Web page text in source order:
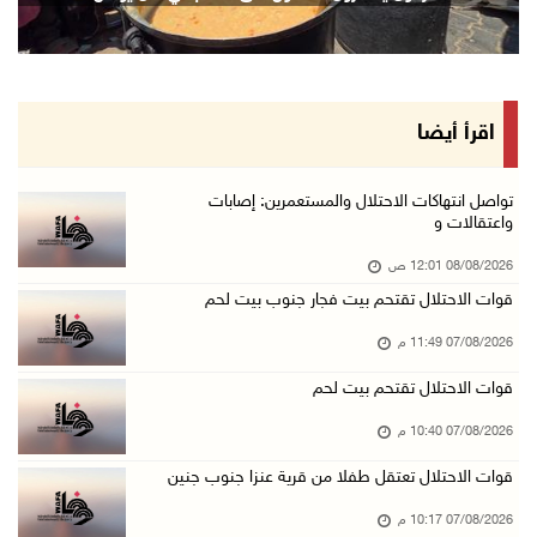
07/آب/2026 10:15 م
الاحتلال يعيق تنقل المواطنين ويقتحم بلدات شرق ...
إصابة مواطنين في اعتداء للمستعمرين في بيت دجن
نادي الأسير: تجديد أمرَ منع زيارات الأسرى إجر ...
مستعمرون يهاجمون قرية أبو نجيم ويصيبون مواطني ...
07/آب/2026 08:08 م
مستعمرون يهاجمون مساكن المواطنين في خربة الحم ...
07/آب/2026 07:09 م
بعد تجديد منع زيارات المعتقلين: أبو الحمص يدع ...
اقرأ أيضا
تواصل انتهاكات الاحتلال والمستعمرين: إصابات
واعتقالات و
08/08/2026 12:01 ص
قوات الاحتلال تقتحم بيت فجار جنوب بيت لحم
07/08/2026 11:49 م
قوات الاحتلال تقتحم بيت لحم
07/08/2026 10:40 م
قوات الاحتلال تعتقل طفلا من قرية عنزا جنوب جنين
07/08/2026 10:17 م